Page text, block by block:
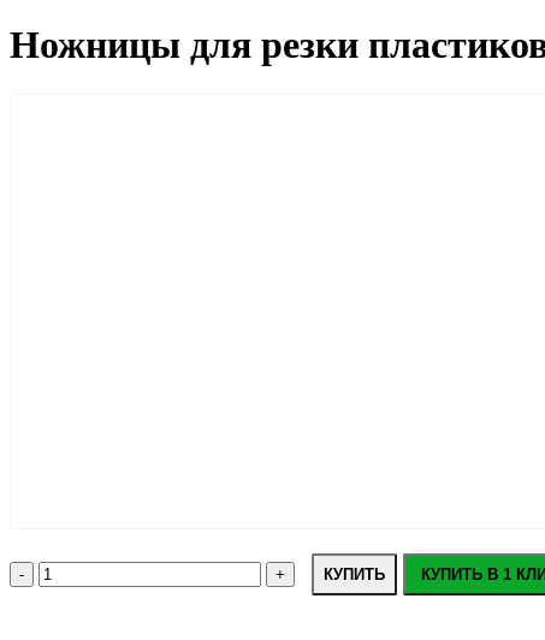
Ножницы для резки
КУПИТЬ КУПИТЬ В 1